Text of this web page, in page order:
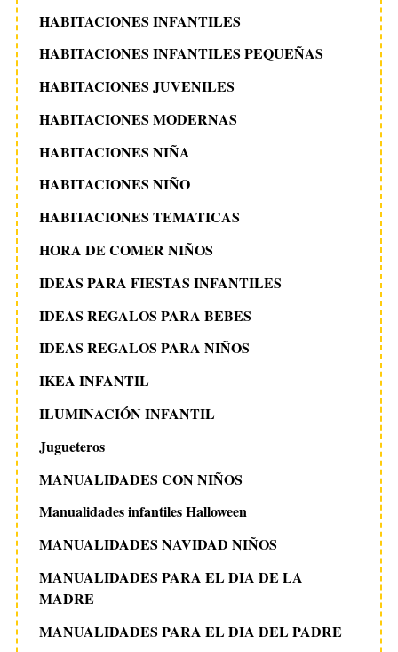
HABITACIONES INFANTILES
HABITACIONES INFANTILES PEQUEÑAS
HABITACIONES JUVENILES
HABITACIONES MODERNAS
HABITACIONES NIÑA
HABITACIONES NIÑO
HABITACIONES TEMATICAS
HORA DE COMER NIÑOS
IDEAS PARA FIESTAS INFANTILES
IDEAS REGALOS PARA BEBES
IDEAS REGALOS PARA NIÑOS
IKEA INFANTIL
ILUMINACIÓN INFANTIL
Jugueteros
MANUALIDADES CON NIÑOS
Manualidades infantiles Halloween
MANUALIDADES NAVIDAD NIÑOS
MANUALIDADES PARA EL DIA DE LA
MADRE
MANUALIDADES PARA EL DIA DEL PADRE